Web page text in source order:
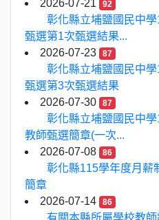
2026-07-21 92
彰化縣立埔鹽國民中
甄選第1次甄選結果...
2026-07-23
87
彰化縣立埔鹽國民中
甄選第3次甄選結果
2026-07-30
87
彰化縣立埔鹽國民中
教師甄選簡章(一次...
2026-07-08
86
彰化縣115學年度月薪
簡章
2026-07-14
86
有關本縣所屬學校教